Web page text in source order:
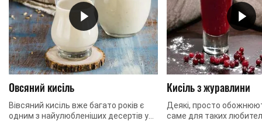
Овсяний кисіль
Вівсяний кисіль вже багато років є
одним з найулюбленіших десертів у
Кисіль з журавлини
Деякі, просто
саме для таких